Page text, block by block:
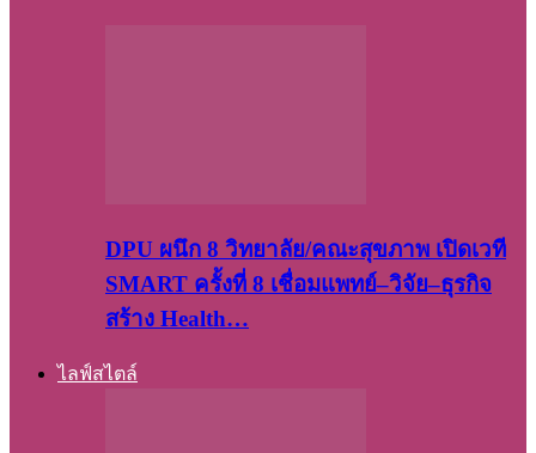
DPU ผนึก 8 วิทยาลัย/คณะสุขภาพ เปิดเวที
SMART ครั้งที่ 8 เชื่อมแพทย์–วิจัย–ธุรกิจ
สร้าง Health…
ไลฟ์สไตล์